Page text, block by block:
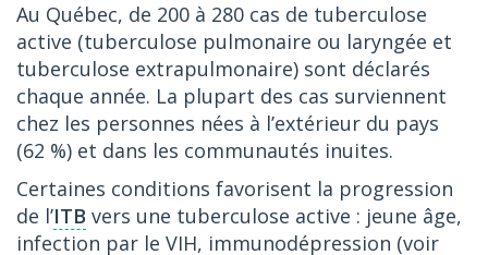
Au Québec, de 200 à 280 cas de tuberculose
active (tuberculose pulmonaire ou laryngée et
tuberculose extrapulmonaire) sont déclarés
chaque année. La plupart des cas surviennent
chez les personnes nées à l’extérieur du pays
(62 %) et dans les communautés inuites.
Certaines conditions favorisent la progression
de l’ITB vers une tuberculose active : jeune âge,
infection par le VIH, immunodépression (voir